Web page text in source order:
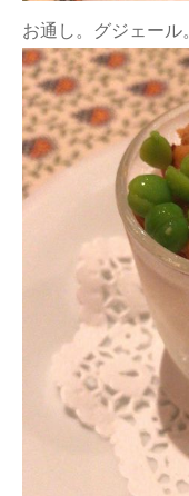
お通し。グジェール。